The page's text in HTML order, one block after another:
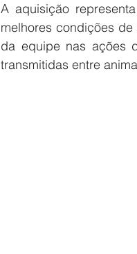
A aquisição
melhores condições
da equipe nas ações
transmitidas entre